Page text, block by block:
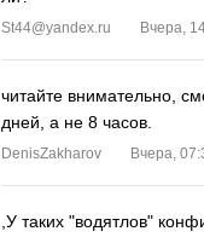
St44@yandex.ru Вчера,
читайте внимательно,
дней, а не 8 часов.
DenisZakharov Вчера,
,У таких "водятлов"